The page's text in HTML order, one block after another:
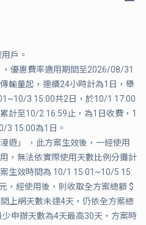
戶。
，優惠費率適用期間至2026/08/31
輸量起，連續24小時計為1日，舉
3 15:00共2日，於10/1 17:00
計至10/2 16:59止，為1日收費，1
3 15:00為1日。
遊」 ，此方案生效後，一經使用
，無法依實際使用天數比例分攤計
生效時間為 10/1 15:01~10/5 15:
，經使用後，則收取全方案總額 $
上網天數未達4天，仍依全方案總
申辦天數為4天最高30天，方案時